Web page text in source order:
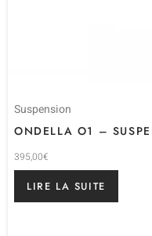
Suspension
ONDELLA O1 –
395,00€
LIRE LA SUITE